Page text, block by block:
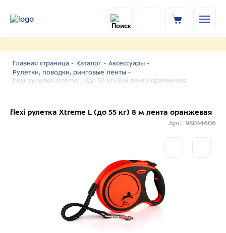
Главная страница - Каталог - Аксессуары -
Рулетки, поводки, ринговые ленты -
flexi рулетка Xtreme L (до 55 кг) 8 м лента оранжевая
flexi рулетка Xtreme L (до 55 кг) 8 м лента оранжевая
Арт.: 98034606